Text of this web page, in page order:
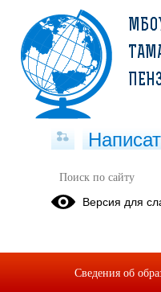
Версия для
Сведения об